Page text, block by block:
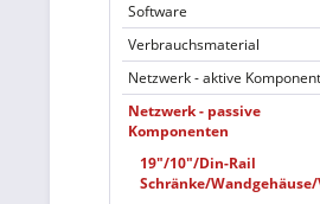
Software
Verbrauchsmaterial
Netzwerk - aktive
Netzwerk - passive
Komponenten
19"/10"/Din-Rail